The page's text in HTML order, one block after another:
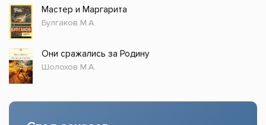
Мастер и Маргарита
Булгаков М.А.
Они сражались за Родину
Шолохов М.А.